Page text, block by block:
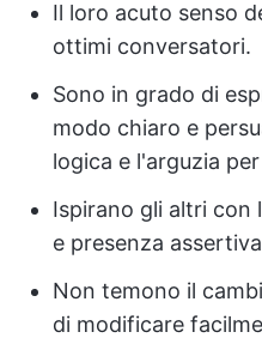
Il loro acuto senso
ottimi conversatori.
Sono in grado di
modo chiaro e
logica e l'arguzia
Ispirano gli altri con
e presenza
Non temono il
di modificare